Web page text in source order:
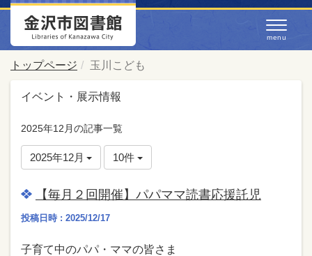
トップページ 玉川こども
イベント・展示情報
2025年12月の記事一覧
2025年12月 10件
【毎月２回開催】パパママ読書応援託児
投稿日時 : 2025/12/17
子育て中のパパ・ママの皆さま